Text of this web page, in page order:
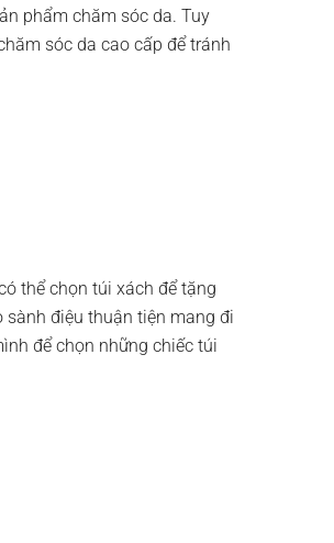
phẩm chăm sóc da. Tuy
sóc da cao cấp để tránh
thể chọn túi xách để tặng
điệu thuận tiện mang đi
để chọn những chiếc túi